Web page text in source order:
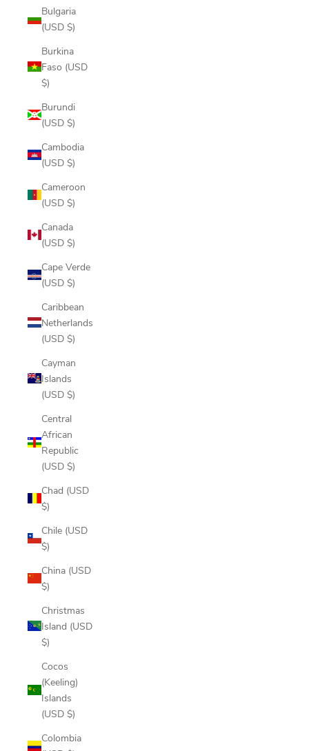
Bulgaria
(USD $)
Burkina
Faso (USD
$)
Burundi
(USD $)
Cambodia
(USD $)
Cameroon
(USD $)
Canada
(USD $)
Cape Verde
(USD $)
Caribbean
Netherlands
(USD $)
Cayman
Islands
(USD $)
Central
African
Republic
(USD $)
Chad (USD
$)
Chile (USD
$)
China (USD
$)
Christmas
Island (USD
$)
Cocos
(Keeling)
Islands
(USD $)
Colombia